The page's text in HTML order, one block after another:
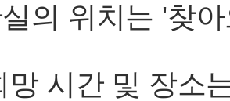
의 위치는 '찾
망 시간 및 장소